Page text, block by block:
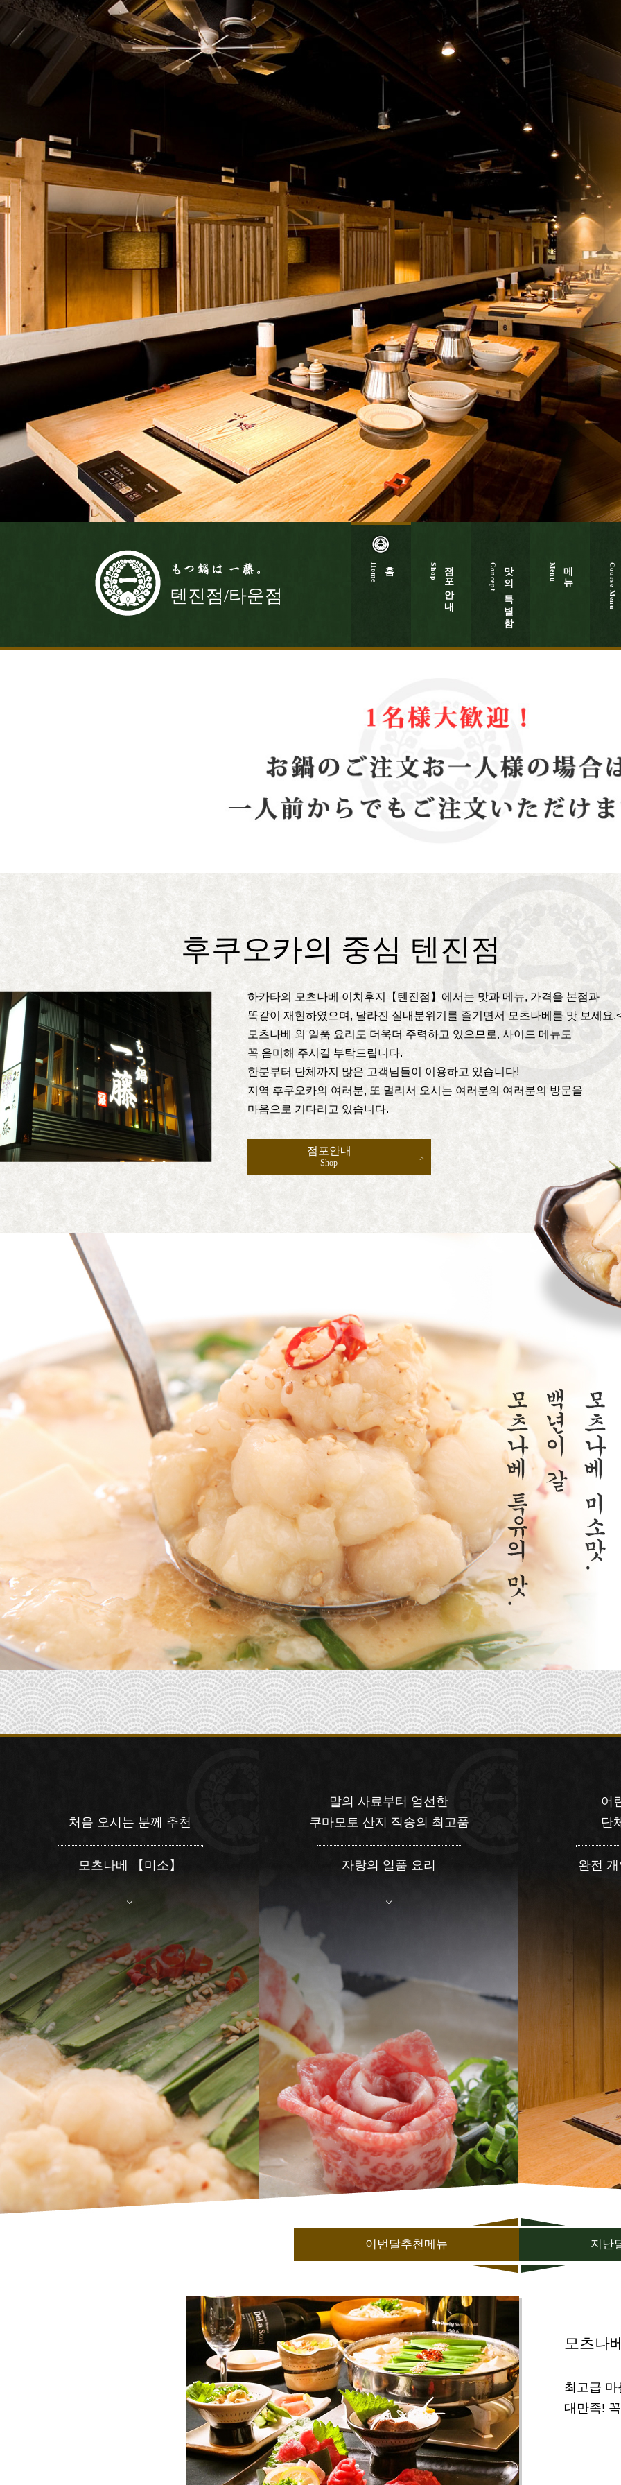
텐진점/타운점
홈
Home 점포안내
Shop 맛의 특별함
Concept 메뉴
Menu Course Menu
후쿠오카의 중심 텐진점
하카타의 모츠나베 이치후지【텐진점】에서는 맛과 메뉴, 가격을 본점과
똑같이 재현하였으며, 달라진 실내분위기를 즐기면서 모츠나베를 맛 보세요
모츠나베 외 일품 요리도 더욱더 주력하고 있으므로, 사이드 메뉴도
꼭 음미해 주시길 부탁드립니다.
한분부터 단체까지 많은 고객님들이 이용하고 있습니다!
지역 후쿠오카의 여러분, 또 멀리서 오시는 여러분의 여러분의 방문을
마음으로 기다리고 있습니다.
점포안내
Shop
처음 오시는 분께 추천
모츠나베 【미소】
말의 사료부터 엄선한
쿠마모토 산지 직송의 최고품
자랑의 일품 요리
어
단
완전
이번달추천메뉴 지난
모츠나
최고급
대만족!